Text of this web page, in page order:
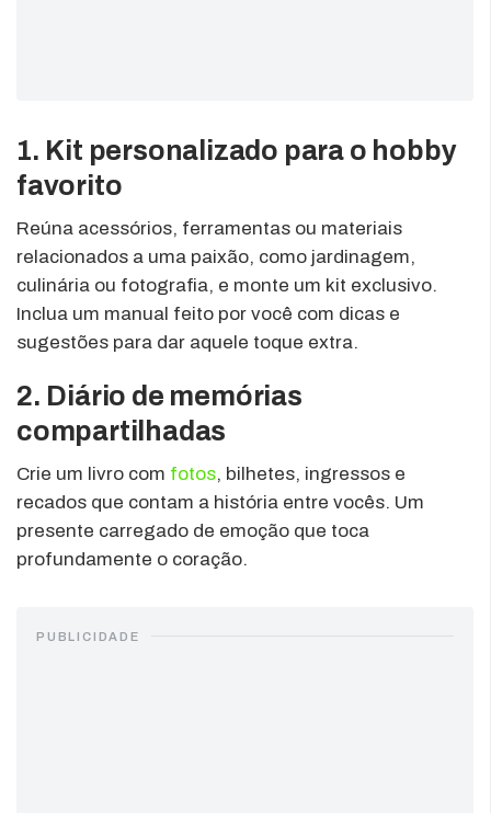
1. Kit personalizado para o hobby
favorito
Reúna acessórios, ferramentas ou materiais
relacionados a uma paixão, como jardinagem,
culinária ou fotografia, e monte um kit exclusivo.
Inclua um manual feito por você com dicas e
sugestões para dar aquele toque extra.
2. Diário de memórias
compartilhadas
Crie um livro com fotos, bilhetes, ingressos e
recados que contam a história entre vocês. Um
presente carregado de emoção que toca
profundamente o coração.
PUBLICIDADE